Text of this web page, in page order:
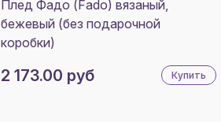
Плед Фадо (Fado) вязаный,
бежевый (без подарочной
коробки)
2 173.00 руб Купить